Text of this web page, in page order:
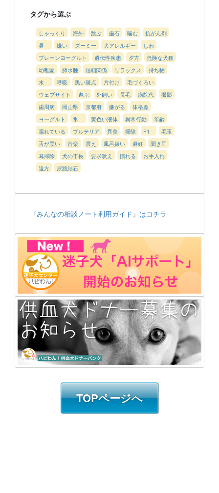
タグから選ぶ
しゃっくり 海外 跳ぶ 歯石 噛む
抗がん剤
昼
嫌い ズーミー 犬アレルギー
しわ
プレーンヨーグルト
遺伝性疾患 夕方
危険な犬種
幼稚園
肺水腫 信頼関係 リラックス
持ち物
水
呼吸 黒い斑点 片付け
毛づくろい
ウェブサイト
遊ぶ 外飼い 長毛 病院代
撮影
歯周病
岡山県 京都府 嫌がる
体格差
ヨーグルト
氷 黄色い液体 異常行動
年齢
濡れている
ブルテリア 異臭 掃除 F1
毛玉
舌が黒い
音楽 震え 風呂嫌い 避妊
聞き耳
耳掃除
犬の市長 要求吠え 慣れる
お手入れ
遠方
尿路結石
『みんなの相談ノート利用ガイド』はコチラ
TOPページへ